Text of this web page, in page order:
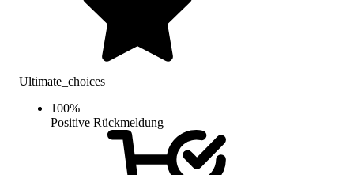
Ultimate_choices
100%
Positive Rückmeldung